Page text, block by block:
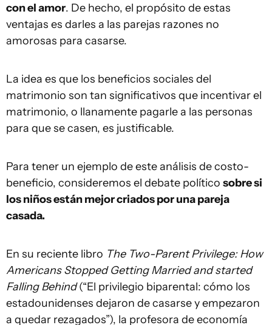
con el amor. De hecho, el propósito de estas
ventajas es darles a las parejas razones no
amorosas para casarse.
La idea es que los beneficios sociales del
matrimonio son tan significativos que incentivar el
matrimonio, o llanamente pagarle a las personas
para que se casen, es justificable.
Para tener un ejemplo de este análisis de costo-
beneficio, consideremos el debate político sobre si
los niños están mejor criados por una pareja
casada.
En su reciente libro The Two-Parent Privilege: How
Americans Stopped Getting Married and started
Falling Behind(“El privilegio biparental: cómo los
estadounidenses dejaron de casarse y empezaron
a quedar rezagados”), la profesora de economía